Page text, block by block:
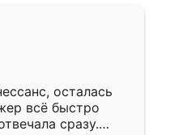
осталась
всё быстро
сразу.